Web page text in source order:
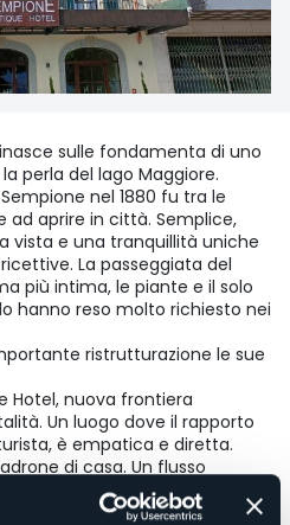
sulle fondamenta di uno
perla del lago Maggiore.
nel 1880 fu tra le
aprire in città. Semplice,
vista e una tranquillità uniche
La passeggiata del
più intima, le piante e il solo
hanno reso molto richiesto nei
ristrutturazione le sue
Hotel, nuova frontiera
Un luogo dove il rapporto
è empatica e diretta.
di casa. Un flusso
capaci di influenzare la
sue bellezze, lasciando però